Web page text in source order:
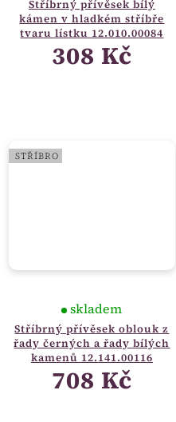
Stříbrný přívěsek bílý
kámen v hladkém stříbře
tvaru lístku 12.010.00084
308 Kč
STŘÍBRO
Stříbrný přívěsek oblouk z
řady černých a řady bílých
kamenů 12.141.00116
skladem
708 Kč